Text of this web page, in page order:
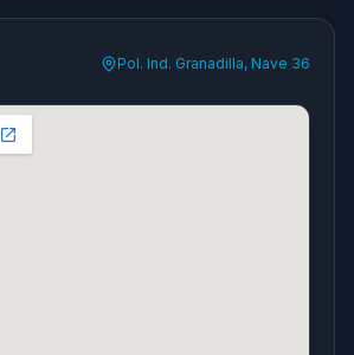
Pol. Ind. Granadilla, Nave 36